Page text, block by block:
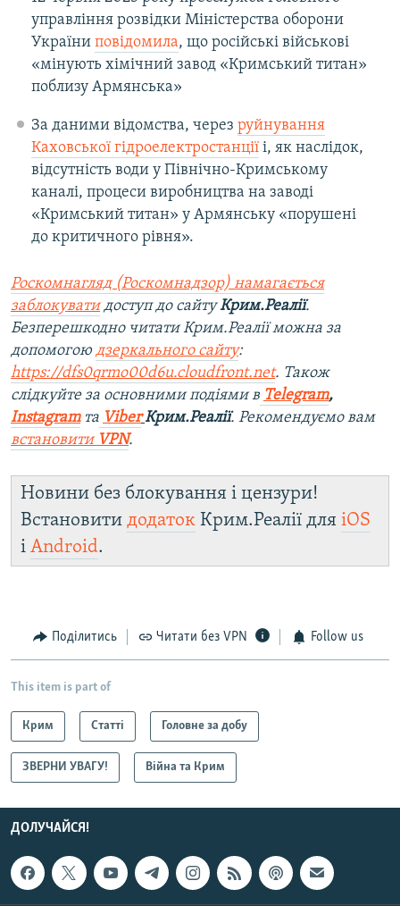
управління розвідки Міністерства оборони
України повідомила, що російські військові
«мінують хімічний завод «Кримський титан»
поблизу Армянська»
За даними відомства, через руйнування
Каховської гідроелектростанціїі, як наслідок,
відсутність води у Північно-Кримському
каналі, процеси виробництва на заводі
«Кримський титан» у Армянську «порушені
до критичного рівня».
Роскомнагляд (Роскомнадзор) намагається
заблокуватидоступ до сайтуКрим.Реалії.
Безперешкодно читати Крим.Реалії можна за
допомогою дзеркального сайту:
https://dfs0qrmo00d6u.cloudfront.net. Також
слідкуйте за основними подіями в Telegram,
Instagramта Viber Крим.Реалії. Рекомендуємо вам
встановити VPN.
Новини без блокування і цензури!
Встановити додаток Крим.Реалії для iOS
і Android.
Поділитись Читати без VPN Follow us
This item is part of
Крим Статті Головне за добу
ЗВЕРНИ УВАГУ! Війна та Крим
ДОЛУЧАЙСЯ!